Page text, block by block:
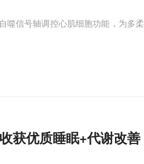
噬信号轴调控心肌细胞功能，为多柔
获优质睡眠+代谢改善